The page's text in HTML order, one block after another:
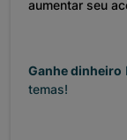
aumentar seu
Ganhe dinheiro
temas!